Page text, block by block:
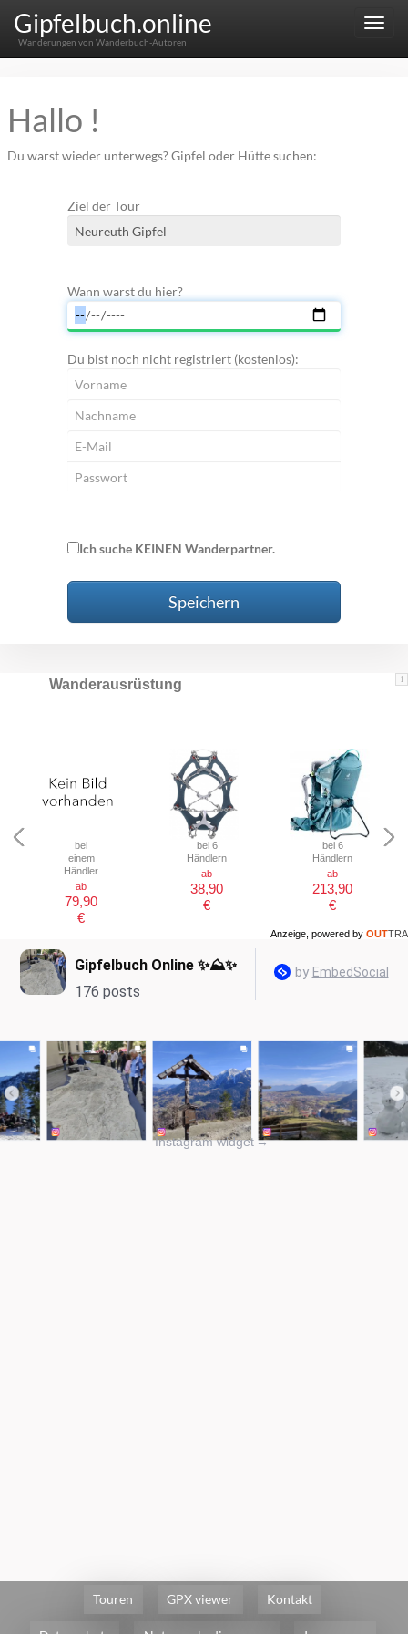
Menu
Gipfelbuch.online
Wanderungen von Wanderbuch-Autoren
Hallo !
Du warst wieder unterwegs? Gipfel oder Hütte suchen:
Ziel der Tour
Wann warst du hier?
Du bist noch nicht registriert (kostenlos):
Ich suche KEINEN Wanderpartner.
Speichern
i
Wanderausrüstung
bei
einem
Händler
ab
79,90
€
bei 6
Händlern
ab
38,90
€
bei 6
Händlern
ab
213,90
€
Anzeige, powered by OUTTRA
Instagram widget →
Touren GPX viewer Kontakt